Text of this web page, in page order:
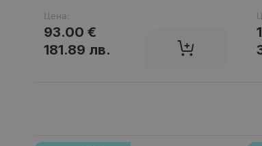
Цена:
93.00 €
181.89 лв.